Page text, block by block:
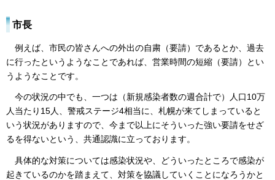
市長
例えば、市民の皆さんへの外出の自粛（要請）であるとか、過去
に行ったというようなことであれば、営業時間の短縮（要請）とい
うようなことです。
今の状況の中でも、一つは（新規感染者数の週合計で）人口10万
人当たり15人、警戒ステージ4相当に、札幌が来てしまっていると
いう状況がありますので、今まで以上にそういった強い要請をせざ
るを得ないという、共通認識に立っております。
具体的な対策については感染状況や、どういったところで感染が
起きているのかを踏まえて、対策を協議していくことになろうかと